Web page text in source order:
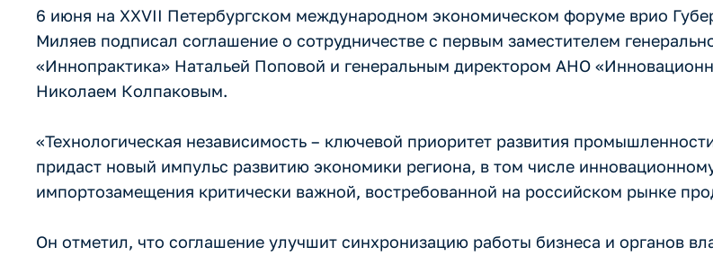
6 июня на XXVII Петербургском международном экономическом форуме врио
Миляев подписал соглашение о сотрудничестве с первым заместителем
«Иннопрактика» Натальей Поповой и генеральным директором АНО
Николаем Колпаковым.
«Технологическая независимость – ключевой приоритет развития
придаст новый импульс развитию экономики региона, в том числе
импортозамещения критически важной, востребованной на российском рынке
Он отметил, что соглашение улучшит синхронизацию работы бизнеса и органов